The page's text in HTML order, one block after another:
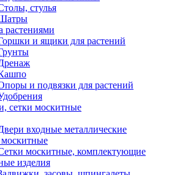
стулья
растениями
и ящики для растений
и подвязки для растений
сетки москитные
входные металлические
москитные, комплектующие
изделия